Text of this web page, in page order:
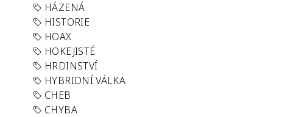
HÁZENÁ
HISTORIE
HOAX
HOKEJISTÉ
HRDINSTVÍ
HYBRIDNÍ VÁLKA
CHEB
CHYBA